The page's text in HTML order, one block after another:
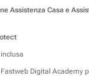
Assistenza Casa e
Digital Academy